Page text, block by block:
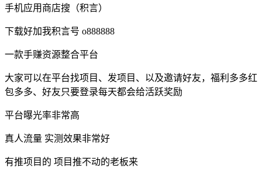
手机应用商店搜（积言）
下载好加我积言号 o888888
一款手赚资源整合平台
大家可以在平台找项目、发项目、以及邀请好友，福利多多红
包多多、好友只要登录每天都会给活跃奖励
平台曝光率非常高
真人流量 实测效果非常好
有推项目的 项目推不动的老板来